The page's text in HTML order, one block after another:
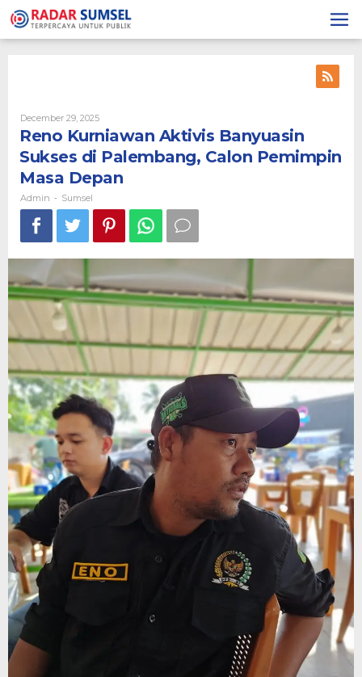
Skip
to
content
December 29, 2025
Admin
Reno Kurniawan Aktivis Banyuasin
Sukses di Palembang, Calon Pemimpin
Masa Depan
Admin - Sumsel